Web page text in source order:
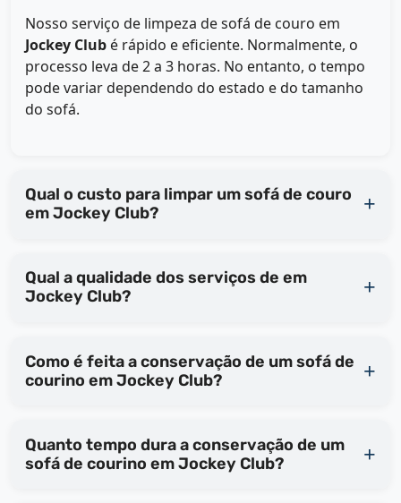
Nosso serviço de limpeza de sofá de couro em
Jockey Club é rápido e eficiente. Normalmente, o
processo leva de 2 a 3 horas. No entanto, o tempo
pode variar dependendo do estado e do tamanho
do sofá.
Qual o custo para limpar um sofá de couro
em Jockey Club?
Qual a qualidade dos serviços de em
Jockey Club?
Como é feita a conservação de um sofá de
courino em Jockey Club?
Quanto tempo dura a conservação de um
sofá de courino em Jockey Club?